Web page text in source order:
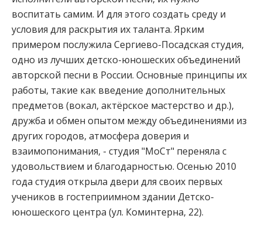
воспитать самим. И для этого создать среду и
условия для раскрытия их таланта. Ярким
примером послужила Сергиево-Посадская студия,
одно из лучших детско-юношеских объединений
авторской песни в России. Основные принципы их
работы, такие как введение дополнительных
предметов (вокал, актёрское мастерство и др.),
дружба и обмен опытом между объединениями из
других городов, атмосфера доверия и
взаимопонимания, - студия "МоСт" переняла с
удовольствием и благодарностью. Осенью 2010
года студия открыла двери для своих первых
учеников в гостеприимном здании Детско-
юношеского центра (ул. Коминтерна, 22).